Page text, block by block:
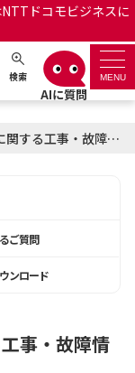
ドコモビジネスに
検索 MENU
語 English
トサイトの使い方
サービス名から探す : Smart Data Platformに関する工事・故障情報
ご質問
ンロード
事・故障情